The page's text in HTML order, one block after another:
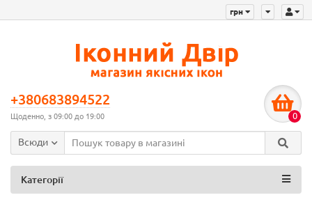
грн
+380683894522
Щоденно, з 09:00 до 19:00 0
Всюди
Категорії